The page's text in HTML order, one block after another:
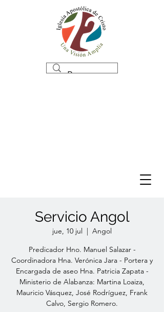
Servicio Angol
jue, 10 jul
  |
Angol
Predicador Hno. Manuel Salazar -
Coordinadora Hna. Verónica Jara - Portera y
Encargada de aseo Hna. Patricia Zapata -
Ministerio de Alabanza: Martina Loaiza,
Mauricio Vásquez, José Rodríguez, Frank
Calvo, Sergio Romero.